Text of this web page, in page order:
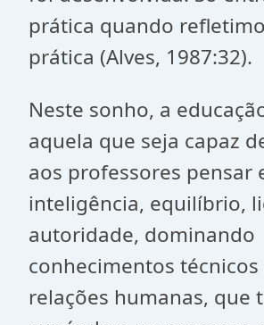
prática quando
prática (Alves, 1987:32).
Neste sonho, a
aquela que seja capaz
aos professores pensar
inteligência, equilíbrio,
autoridade, dominando
conhecimentos técnicos
relações humanas, que